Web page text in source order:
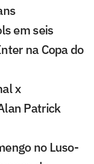
em seis
na Copa do
x
Patrick
no Luso-